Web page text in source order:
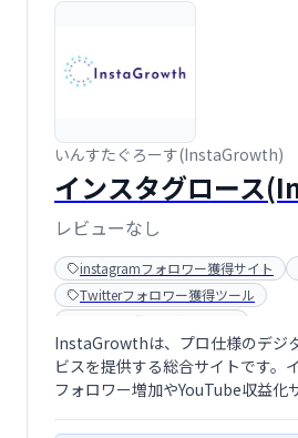
いんすたぐろーす(InstaGrowth)
インスタグロース
レビューなし
instagramフォロワー獲得サイト
Twitterフォロワー獲得ツール
Youtube登録者購入サイト
インフルエンサーマーケティング
InstaGrowthは、プロ仕様のデジ
ビスを提供する総合サイトです。
フォロワー増加やYouTube収益化